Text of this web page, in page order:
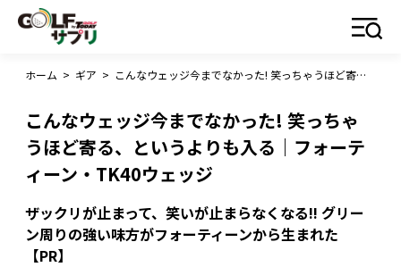
ホーム > ギア > こんなウェッジ今までなかった! 笑っちゃうほど寄る、というよりも入る｜フォーティーン・TK40ウェッジ
こんなウェッジ今までなかった! 笑っちゃ
うほど寄る、というよりも入る｜フォーテ
ィーン・TK40ウェッジ
ザックリが止まって、笑いが止まらなくなる!! グリー
ン周りの強い味方がフォーティーンから生まれた
【PR】